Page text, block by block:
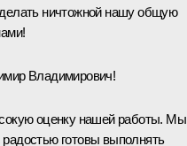
ничтожной нашу общую
Владимирович!
оценку нашей работы. Мы
готовы выполнять